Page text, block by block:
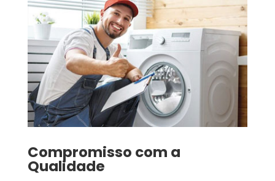
Compromisso com a
Qualidade